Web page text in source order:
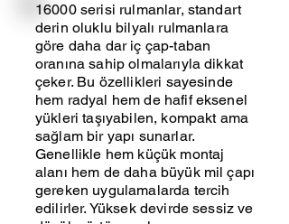
16000 serisi rulmanlar, standart
derin oluklu bilyalı rulmanlara
göre daha dar iç çap-taban
oranına sahip olmalarıyla dikkat
çeker. Bu özellikleri sayesinde
hem radyal hem de hafif eksenel
yükleri taşıyabilen, kompakt ama
sağlam bir yapı sunarlar.
Genellikle hem küçük montaj
alanı hem de daha büyük mil çapı
gereken uygulamalarda tercih
edilirler. Yüksek devirde sessiz ve